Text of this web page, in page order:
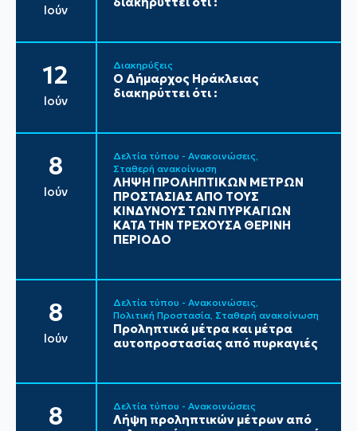
Ιούν
12
Ιούν
Διακηρύξεις
Ο Δήμαρχος Ηράκλειας
διακηρύττει ότι :
8
Ιούν
Δελτία τύπου - Ανακοινώσεις
Σταθερή ανακοίνωση
ΛΗΨΗ ΠΡΟΛΗΠΤΙΚΩΝ ΜΕΤΡΩΝ
ΠΡΟΣΤΑΣΙΑΣ ΑΠΟ ΤΟΥΣ
ΚΙΝΔΥΝΟΥΣ ΤΩΝ ΠΥΡΚΑΓΙΩΝ
ΚΑΤΑ ΤΗΝ ΤΡΕΧΟΥΣΑ ΘΕΡΙΝΗ
ΠΕΡΙΟΔΟ
8
Ιούν
Δελτία τύπου - Ανακοινώσεις
Πολιτική Προστασία Σταθερή ανακοίνωση
Προληπτικά μέτρα και μέτρα
αυτοπροστασίας από πυρκαγιές
8 Δελτία τύπου - Ανακοινώσεις
Λήψη προληπτικών μέτρων από